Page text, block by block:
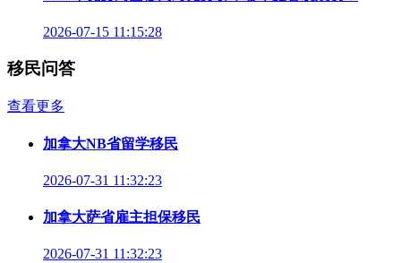
2026-07-15 11:15:28
移民问答
查看更多
加拿大NB省留学移民
2026-07-31 11:32:23
加拿大萨省雇主担保移民
2026-07-31 11:32:23